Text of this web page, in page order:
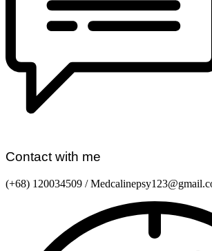
Contact with me
(+68) 120034509 /